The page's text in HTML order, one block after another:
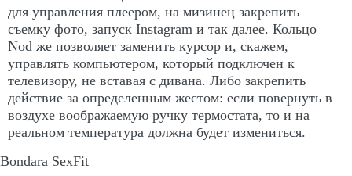
для управления плеером, на мизинец закрепить
съемку фото, запуск Instagram и так далее. Кольцо
Nod же позволяет заменить курсор и, скажем,
управлять компьютером, который подключен к
телевизору, не вставая с дивана. Либо закрепить
действие за определенным жестом: если повернуть в
воздухе воображаемую ручку термостата, то и на
реальном температура должна будет измениться.
Bondara SexFit